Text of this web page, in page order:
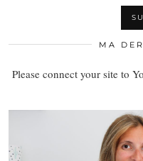
MA
Please connect your site to